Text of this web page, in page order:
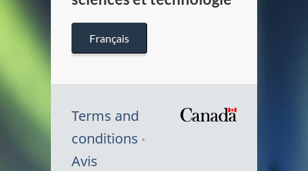
Français
Terms and
conditions
Avis